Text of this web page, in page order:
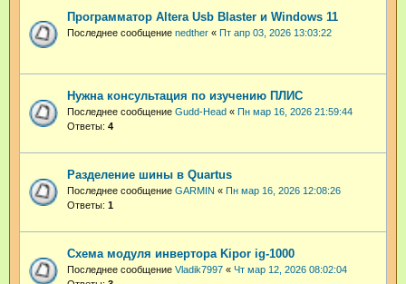
Программатор Altera Usb Blaster и Windows 11
Последнее сообщение nedther « Пт апр 03, 2026 13:03:22
Нужна консультация по изучению ПЛИС
Последнее сообщение Gudd-Head « Пн мар 16, 2026 21:59:44
Ответы: 4
Разделение шины в Quartus
Последнее сообщение GARMIN « Пн мар 16, 2026 12:08:26
Ответы: 1
Схема модуля инвертора Kipor ig-1000
Последнее сообщение Vladik7997 « Чт мар 12, 2026 08:02:04